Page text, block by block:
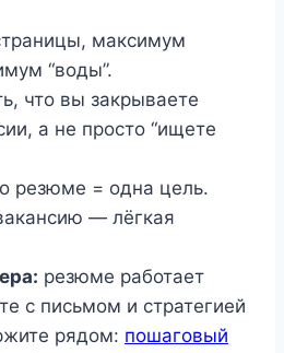
максимум
“воды”.
что вы закрываете
а не просто “ищете
резюме = одна цель.
— лёгкая
резюме работает
с письмом и стратегией
рядом: пошаговый